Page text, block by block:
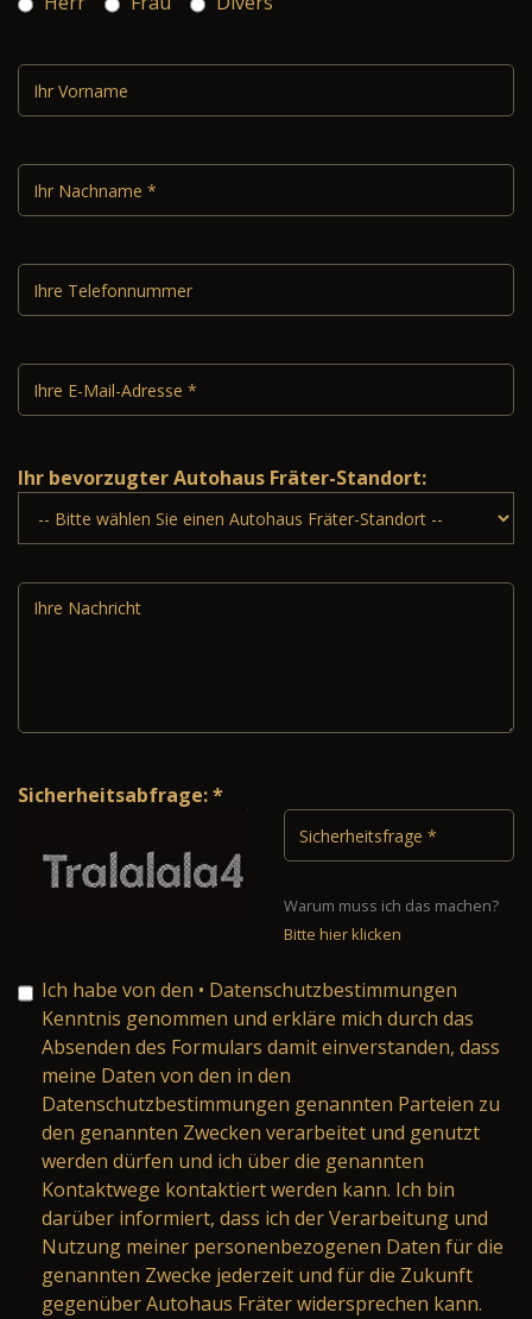
Ihr bevorzugter Autohaus Fräter-Standort:
Sicherheitsabfrage: *
Warum muss ich das machen?
Bitte hier klicken
Ich habe von den • Datenschutzbestimmungen
Kenntnis genommen und erkläre mich durch das
Absenden des Formulars damit einverstanden, dass
meine Daten von den in den
Datenschutzbestimmungen genannten Parteien zu
den genannten Zwecken verarbeitet und genutzt
werden dürfen und ich über die genannten
Kontaktwege kontaktiert werden kann. Ich bin
darüber informiert, dass ich der Verarbeitung und
Nutzung meiner personenbezogenen Daten für die
genannten Zwecke jederzeit und für die Zukunft
gegenüber Autohaus Fräter widersprechen kann.